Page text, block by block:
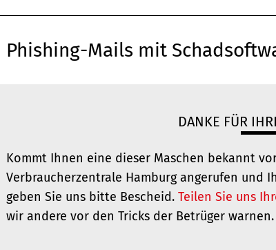
Phishing-Mails mit
DANKE FÜR
Kommt Ihnen eine dieser Maschen bekannt
Verbraucherzentrale Hamburg angerufen und
geben Sie uns bitte Bescheid. Teilen Sie uns
wir andere vor den Tricks der Betrüger warnen.